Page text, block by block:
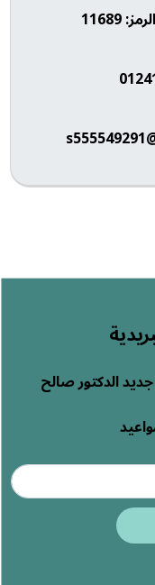
الدكتور صالح